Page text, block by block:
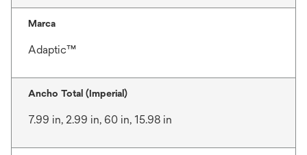
Marca
Adaptic™
Ancho Total (Imperial)
7.99 in, 2.99 in, 60 in, 15.98 in